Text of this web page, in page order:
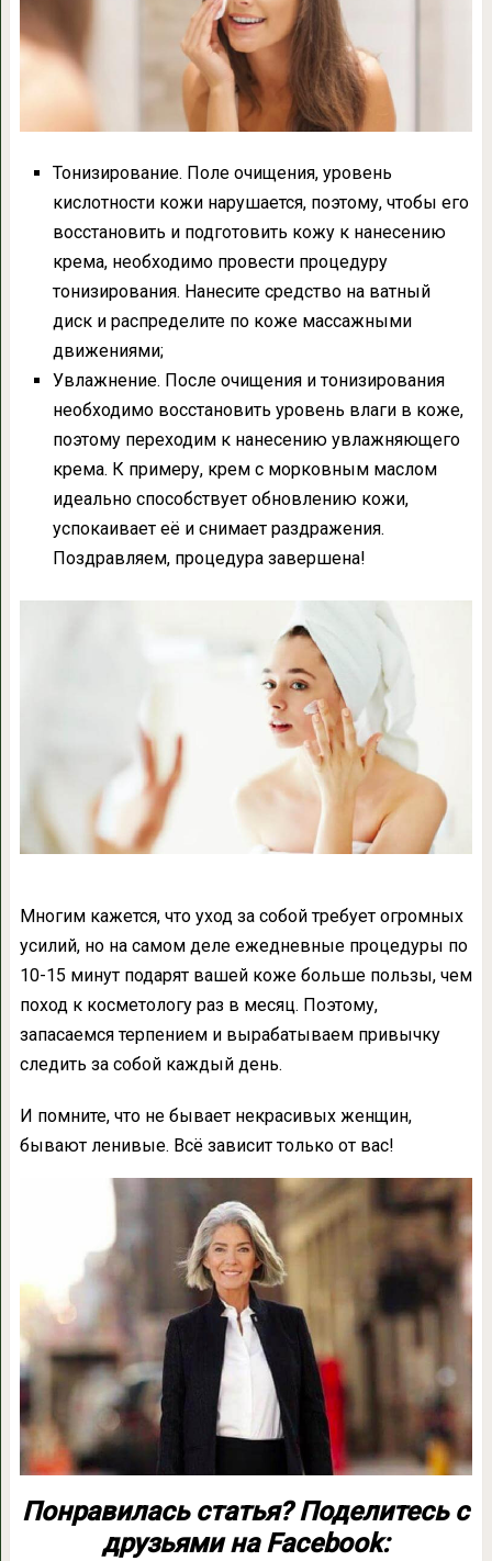
Тонизирование. Поле очищения, уровень
кислотности кожи нарушается, поэтому, чтобы его
восстановить и подготовить кожу к нанесению
крема, необходимо провести процедуру
тонизирования. Нанесите средство на ватный
диск и распределите по коже массажными
движениями;
Увлажнение. После очищения и тонизирования
необходимо восстановить уровень влаги в коже,
поэтому переходим к нанесению увлажняющего
крема. К примеру, крем с морковным маслом
идеально способствует обновлению кожи,
успокаивает её и снимает раздражения.
Поздравляем, процедура завершена!
Многим кажется, что уход за собой требует огромных
усилий, но на самом деле ежедневные процедуры по
10-15 минут подарят вашей коже больше пользы, чем
поход к косметологу раз в месяц. Поэтому,
запасаемся терпением и вырабатываем привычку
следить за собой каждый день.
И помните, что не бывает некрасивых женщин,
бывают ленивые. Всё зависит только от вас!
Понравилась статья? Поделитесь с
друзьями на Facebook: